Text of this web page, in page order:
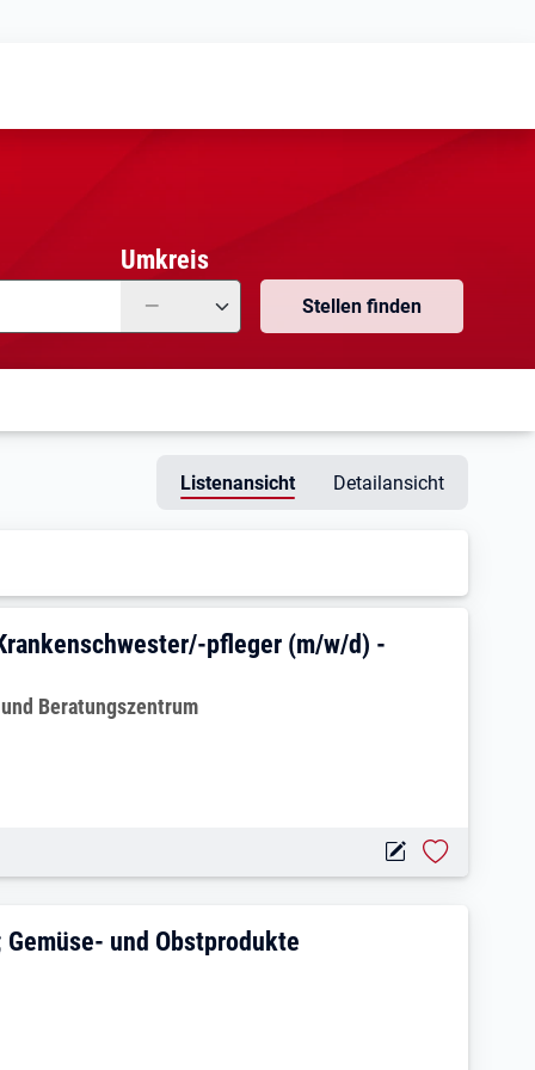
Umkreis
— Stellen finden
Listenansicht Detailansicht
(m/w/d) oderpfleger (m/w/d) -
Beratungszentrum
Essen; Gemüse- und
und Obstprodukte